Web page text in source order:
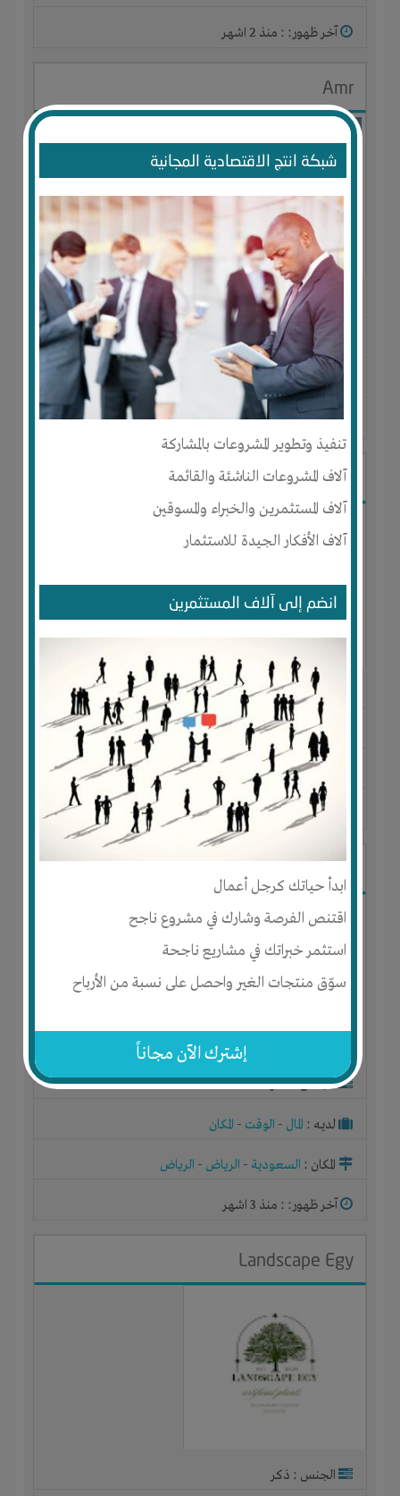
شبكة انتج الاقتصادية المجانية
تنفيذ وتطوير المشروعات بالمشاركة
آلاف المشروعات الناشئة والقائمة
آلاف المستثمرين والخبراء والمسوقين
آلاف الأفكار الجيدة للاستثمار
انضم إلى آلاف المستثمرين
ابدأ حياتك كرجل أعمال
اقتنص الفرصة وشارك في مشروع ناجح
استثمر خبراتك في مشاريع ناجحة
سوّق منتجات الغير واحصل على نسبة من الأرباح
إشترك الآن مجاناً
آخر ظهور: : منذ 2 اشهر
Amr
الجنس : ذكر
لديـه : المال-الخبرات-الوقت
المكان :مصر-الإسكندرية ميامى
آخر ظهور: : منذ 3 اشهر
Ibrahim Mostafa
الجنس : ذكر
لديـه :المال علاقات
المكان :مصر -القاهرة -المقطم
آخر ظهور: : منذ 3 اشهر
ابو محمد
الجنس : ذكر
لديـه : المال - الوقت - المكان
المكان : السعودية - الرياض - الرياض
آخر ظهور: : منذ 3 اشهر
Landscape Egy
الجنس : ذكر